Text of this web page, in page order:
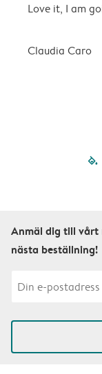
Love it, I am
Claudia Caro
Anmäl dig till vårt
nästa beställning!